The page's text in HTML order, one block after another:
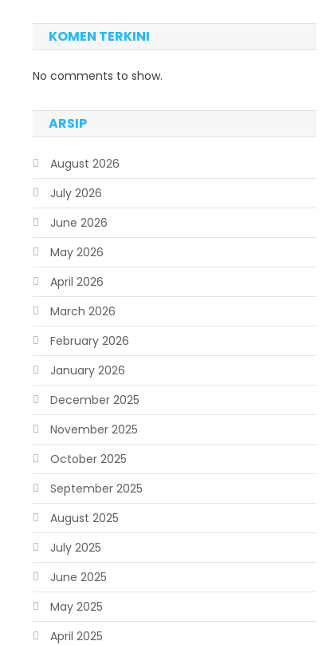
KOMEN TERKINI
No comments to show.
ARSIP
August 2026
July 2026
June 2026
May 2026
April 2026
March 2026
February 2026
January 2026
December 2025
November 2025
October 2025
September 2025
August 2025
July 2025
June 2025
May 2025
April 2025